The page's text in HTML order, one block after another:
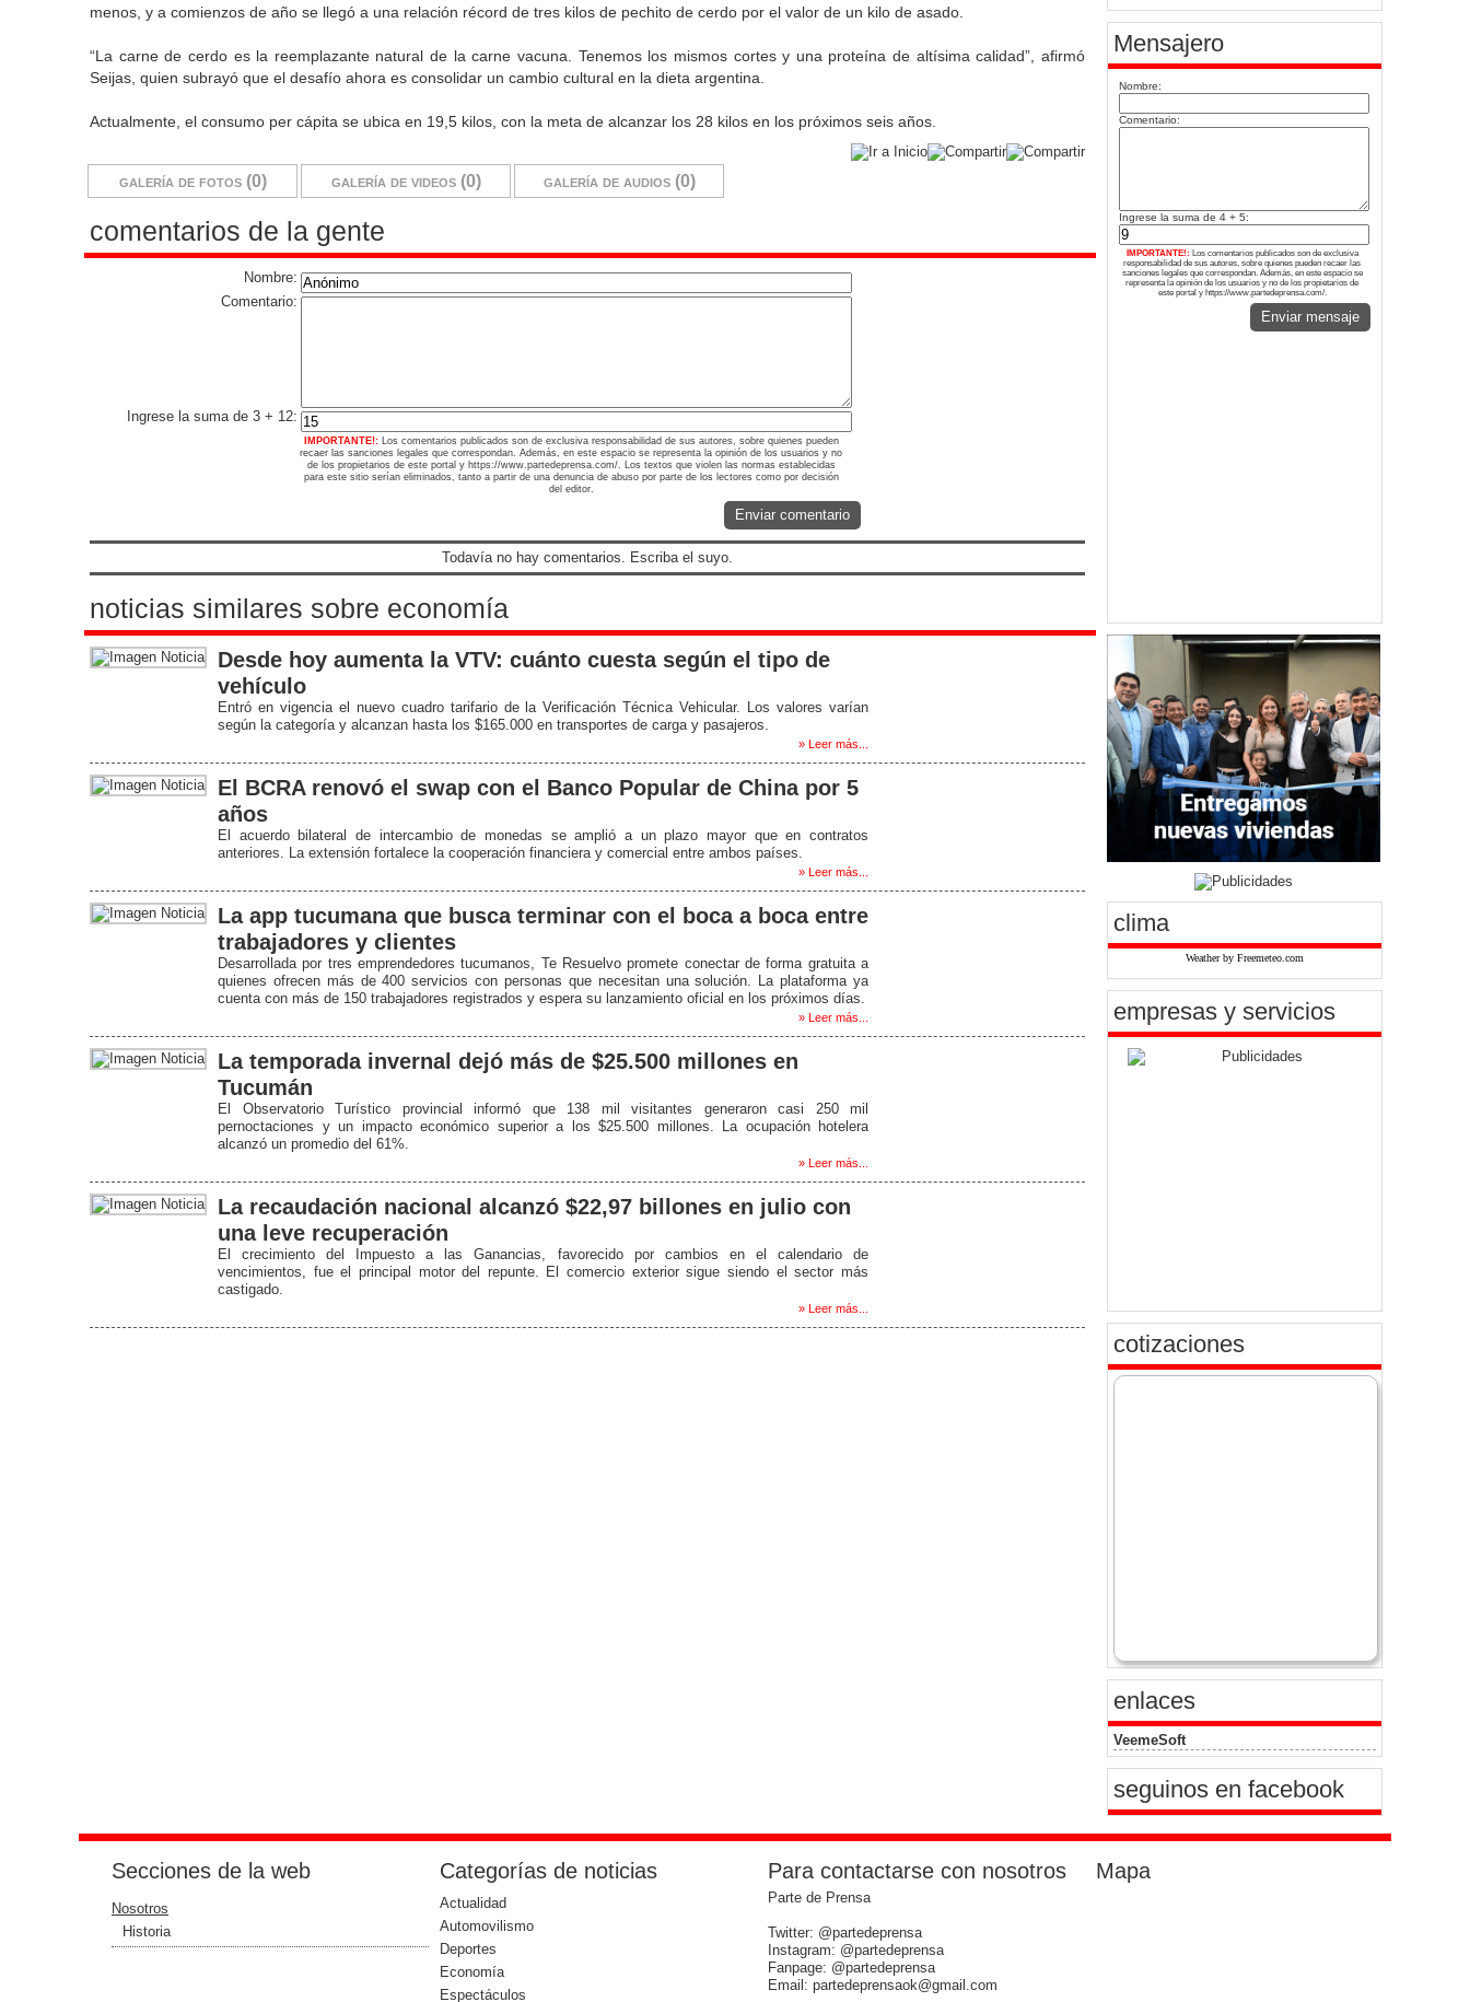
menos, y a comienzos de año se llegó a una relación récord de tres kilos de pechito de cerdo por el valor de un kilo de asado.
“La carne de cerdo es la reemplazante natural de la carne vacuna. Tenemos los mismos cortes y una proteína de altísima calidad”, afirmó
Seijas, quien subrayó que el desafío ahora es consolidar un cambio cultural en la dieta argentina.
Actualmente, el consumo per cápita se ubica en 19,5 kilos, con la meta de alcanzar los 28 kilos en los próximos seis años.
galería de fotos (0) galería de videos (0) galería de audios (0)
comentarios de la gente
Nombre:
Comentario:
Ingrese la suma de 3 + 12:
IMPORTANTE!: Los comentarios publicados son de exclusiva responsabilidad de sus autores, sobre quienes pueden
recaer las sanciones legales que correspondan. Además, en este espacio se representa la opinión de los usuarios y no
de los propietarios de este portal y https://www.partedeprensa.com/. Los textos que violen las normas establecidas
para este sitio serían eliminados, tanto a partir de una denuncia de abuso por parte de los lectores como por decisión
del editor.
Enviar comentario
Todavía no hay comentarios. Escriba el suyo.
noticias similares sobre economía
Desde hoy aumenta la VTV: cuánto cuesta según el tipo de
vehículo
Entró en vigencia el nuevo cuadro tarifario de la Verificación Técnica Vehicular. Los valores varían
según la categoría y alcanzan hasta los $165.000 en transportes de carga y pasajeros.
» Leer más...
El BCRA renovó el swap con el Banco Popular de China por 5
años
El acuerdo bilateral de intercambio de monedas se amplió a un plazo mayor que en contratos
anteriores. La extensión fortalece la cooperación financiera y comercial entre ambos países.
» Leer más...
La app tucumana que busca terminar con el boca a boca entre
trabajadores y clientes
Desarrollada por tres emprendedores tucumanos, Te Resuelvo promete conectar de forma gratuita a
quienes ofrecen más de 400 servicios con personas que necesitan una solución. La plataforma ya
cuenta con más de 150 trabajadores registrados y espera su lanzamiento oficial en los próximos días.
» Leer más...
La temporada invernal dejó más de $25.500 millones en
Tucumán
El Observatorio Turístico provincial informó que 138 mil visitantes generaron casi 250 mil
pernoctaciones y un impacto económico superior a los $25.500 millones. La ocupación hotelera
alcanzó un promedio del 61%.
» Leer más...
La recaudación nacional alcanzó $22,97 billones en julio con
una leve recuperación
El crecimiento del Impuesto a las Ganancias, favorecido por cambios en el calendario de
vencimientos, fue el principal motor del repunte. El comercio exterior sigue siendo el sector más
castigado.
» Leer más...
Mensajero
Nombre:
Comentario:
Ingrese la suma de 4 + 5:
IMPORTANTE!: Los comentarios publicados son de exclusiva
responsabilidad de sus autores, sobre quienes pueden recaer las
sanciones legales que correspondan. Además, en este espacio se
representa la opinión de los usuarios y no de los propietarios de
este portal y https://www.partedeprensa.com/.
Enviar mensaje
clima
Weather by Freemeteo.com
empresas y servicios
cotizaciones
enlaces
VeemeSoft
seguinos en facebook
Secciones de la web
Nosotros
Historia
Categorías de noticias
Actualidad
Automovilismo
Deportes
Economía
Espectáculos
Para contactarse con nosotros
Parte de Prensa
Twitter: @partedeprensa
Instagram: @partedeprensa
Fanpage: @partedeprensa
Email: partedeprensaok@gmail.com
Mapa